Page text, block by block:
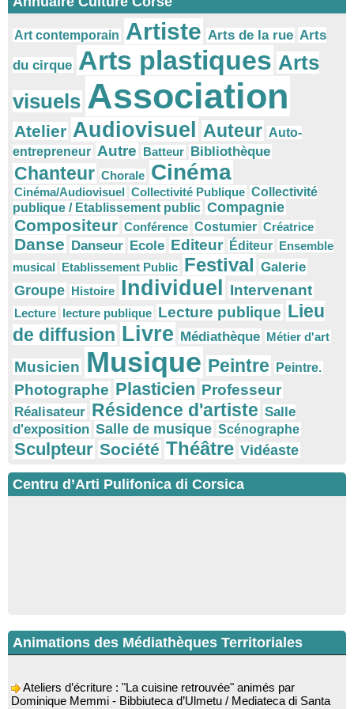
Art contemporain Artiste Arts de la rue Arts
du cirque Arts plastiques Arts
visuels Association
Atelier Audiovisuel Auteur Auto-
entrepreneur Autre Batteur Bibliothèque
Chanteur Chorale Cinéma
Cinéma/Audiovisuel Collectivité Publique Collectivité
publique / Etablissement public Compagnie
Compositeur Conférence Costumier Créatrice
Danse Danseur Ecole Editeur Éditeur Ensemble
musical Etablissement Public Festival Galerie
Groupe Histoire Individuel Intervenant
Lecture lecture publique Lecture publique Lieu
de diffusion Livre Médiathèque Métier d'art
Musicien Musique Peintre Peintre.
Photographe Plasticien Professeur
Réalisateur Résidence d'artiste Salle
d'exposition Salle de musique Scénographe
Sculpteur Société Théâtre Vidéaste
Centru d’Arti Pulifonica di Corsica
Animations des Médiathèques Territoriales
Dominique Memmi - Bibbiuteca d’Ulmetu / Mediateca di Santa